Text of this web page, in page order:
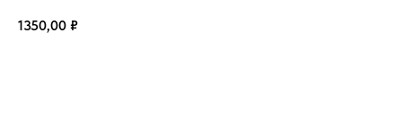
1350,00 ₽